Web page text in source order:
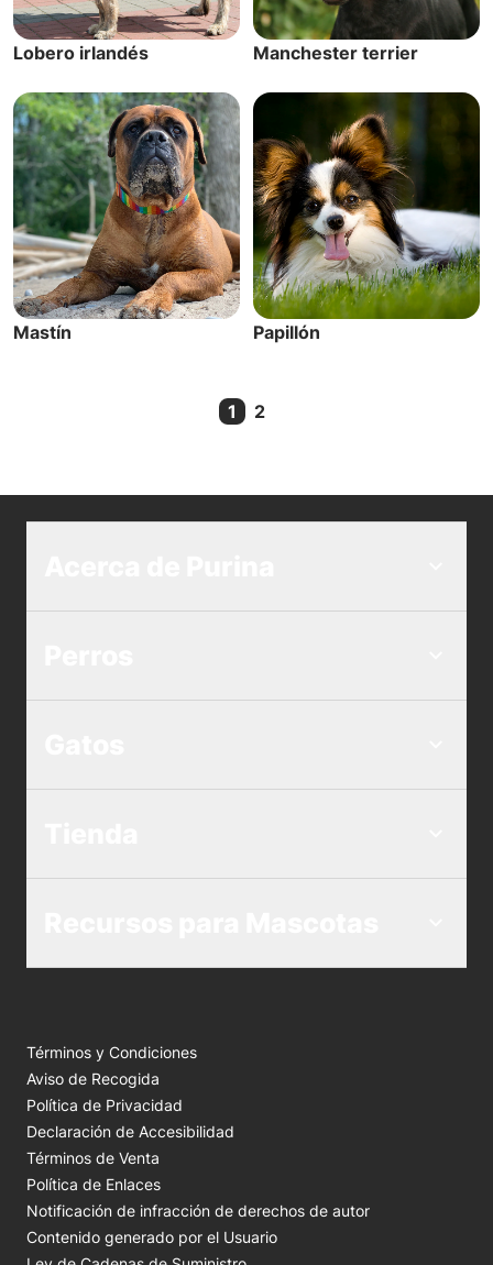
Lobero irlandés Manchester terrier
Mastín Papillón
1
Current Page
2
Términos y Condiciones
Aviso de Recogida
Política de Privacidad
Declaración de Accesibilidad
Términos de Venta
Política de Enlaces
Notificación de infracción de derechos de autor
Contenido generado por el Usuario